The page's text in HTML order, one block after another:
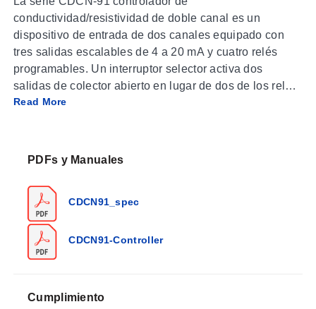
conductividad/resistividad de doble canal es un
dispositivo de entrada de dos canales equipado con
tres salidas escalables de 4 a 20 mA y cuatro relés
programables. Un interruptor selector activa dos
salidas de colector abierto en lugar de dos de los relés
para una versatilidad extraordinaria de salida. La
proporción, junto con los sensores de conductividad de
forman el sistema perfecto de medición y control para
aplicaciones de tratamiento de agua y más. Están
disponibles dos versiones: una acepta voltaje de línea
AC, la otra bajo voltaje DC para alimentación. La
disposición del teclado de cuatro botones con un
extenderse a todo el recinto mediante el uso del kit
Read More
PDFs y Manuales
CDCN91_spec
CDCN91-Controller
Cumplimiento